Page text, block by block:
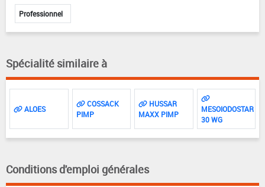
Professionnel
Spécialité similaire à
ALOES
COSSACK
PIMP
HUSSAR
MAXX PIMP
MESOIODOSTAR
30 WG
Conditions d'emploi générales